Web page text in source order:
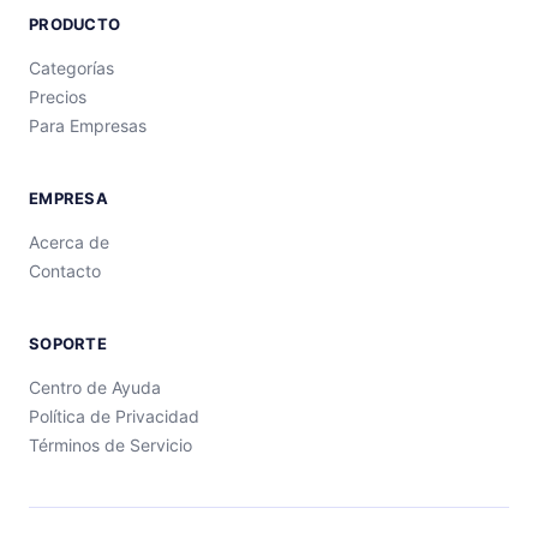
PRODUCTO
Categorías
Precios
Para Empresas
EMPRESA
Acerca de
Contacto
SOPORTE
Centro de Ayuda
Política de Privacidad
Términos de Servicio